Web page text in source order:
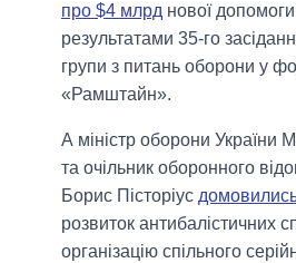
про $4 млрд нової допомоги
результатами 35-го
групи з питань оборони у
«Рамштайн».
А міністр оборони України
та очільник оборонного
Борис Пісторіус
розвиток антибалістичних
організацію спільного